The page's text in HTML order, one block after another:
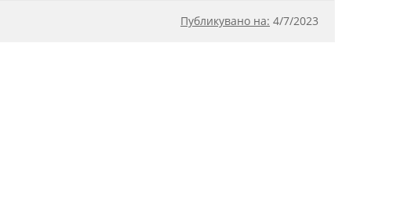
Публикувано на: 4/7/2023